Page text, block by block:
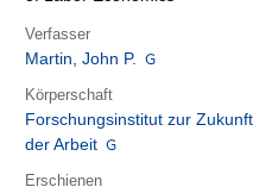
Verfasser
Martin, John P.
Körperschaft
Forschungsinstitut zur Zukunft
der Arbeit
Erschienen